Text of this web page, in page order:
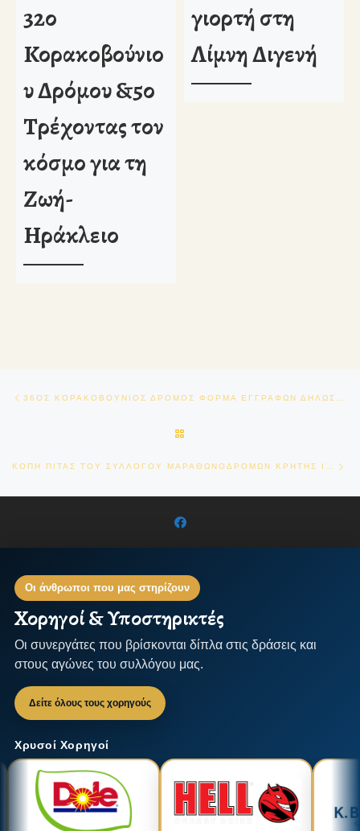
32ο
Κορακοβούνιο
υ Δρόμου &5ο
Τρέχοντας τον
κόσμο για τη
Ζωή-
Ηράκλειο
γιορτή στη
Λίμνη Διγενή
Πλοήγηση δημοσιεύσεων
ΚΟΠΗ ΠΙΤΑΣ ΤΟΥ ΣΥΛΛΟΓΟΥ ΜΑΡΑΘΩΝΟΔΡΟΜΩΝ ΚΡΗΤΗΣ ΙΚΑΡΟΣ
Οι άνθρωποι που μας στηρίζουν
Χορηγοί & Υποστηρικτές
Οι συνεργάτες που βρίσκονται δίπλα στις δράσεις και
στους αγώνες του συλλόγου μας.
Δείτε όλους τους χορηγούς
Χρυσοί Χορηγοί